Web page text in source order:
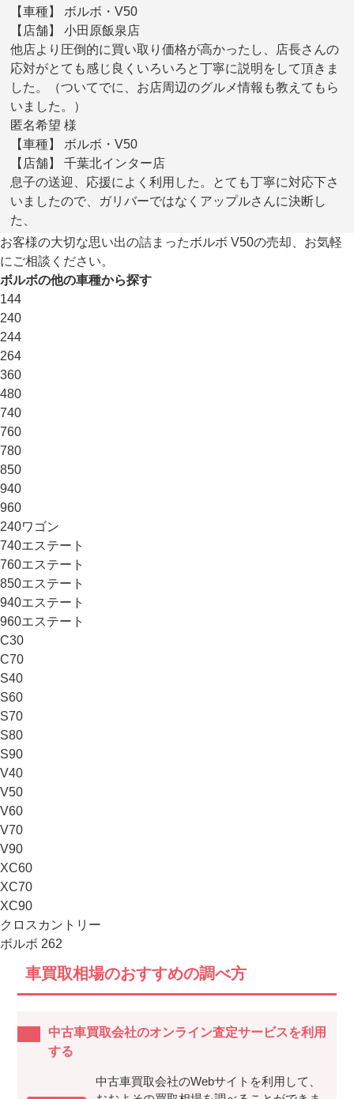
【車種】 ボルボ・V50
【店舗】 小田原飯泉店
他店より圧倒的に買い取り価格が高かったし、店長さんの
応対がとても感じ良くいろいろと丁寧に説明をして頂きま
した。（ついてでに、お店周辺のグルメ情報も教えてもら
いました。）
匿名希望 様
【車種】 ボルボ・V50
【店舗】 千葉北インター店
息子の送迎、応援によく利用した。とても丁寧に対応下さ
いましたので、ガリバーではなくアップルさんに決断し
た、
お客様の大切な思い出の詰まったボルボ V50の売却、お気軽
にご相談ください。
ボルボの他の車種から探す
144
240
244
264
360
480
740
760
780
850
940
960
240ワゴン
740エステート
760エステート
850エステート
940エステート
960エステート
C30
C70
S40
S60
S70
S80
S90
V40
V50
V60
V70
V90
XC60
XC70
XC90
クロスカントリー
ボルボ 262
車買取相場のおすすめの調べ方
中古車買取会社のオンライン査定サービスを利用
する
中古車買取会社のWebサイトを利用して、